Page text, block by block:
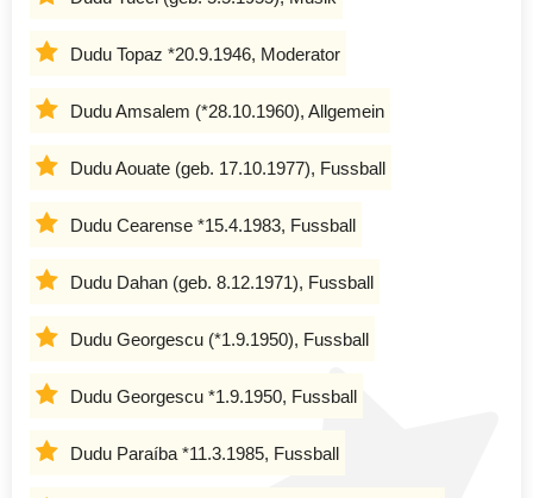
Dudu Topaz *20.9.1946, Moderator
Dudu Amsalem (*28.10.1960), Allgemein
Dudu Aouate (geb. 17.10.1977), Fussball
Dudu Cearense *15.4.1983, Fussball
Dudu Dahan (geb. 8.12.1971), Fussball
Dudu Georgescu (*1.9.1950), Fussball
Dudu Georgescu *1.9.1950, Fussball
Dudu Paraíba *11.3.1985, Fussball